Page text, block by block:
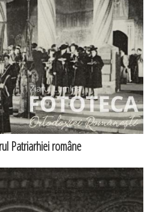
Patriarhiei române